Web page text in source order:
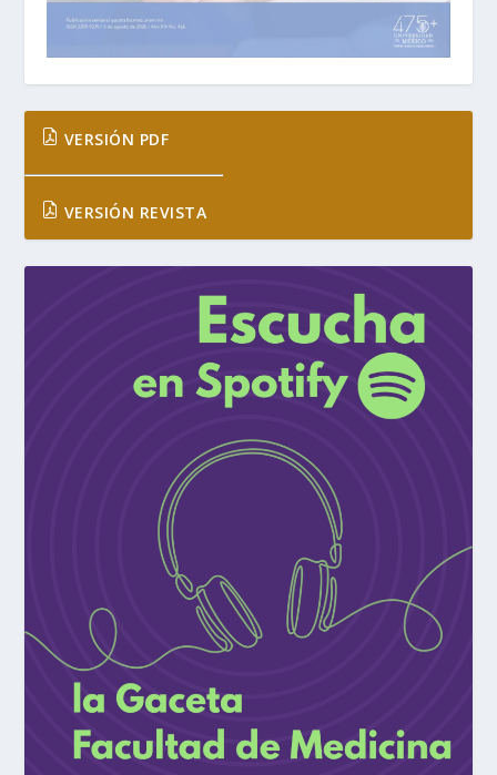
VERSIÓN PDF
VERSIÓN REVISTA